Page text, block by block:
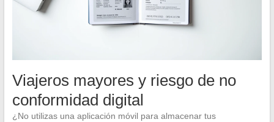
Viajeros mayores y riesgo de no
conformidad digital
¿No utilizas una aplicación móvil para almacenar tus